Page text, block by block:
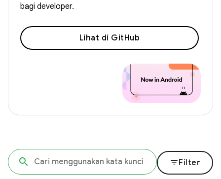
bagi developer.
Lihat di GitHub
filter_listFilter